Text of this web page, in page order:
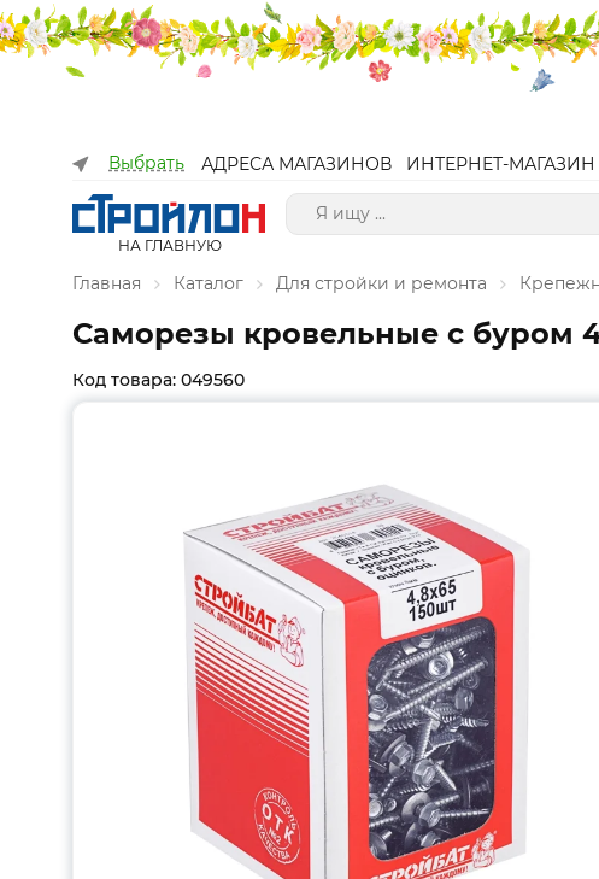
Выбрать АДРЕСА МАГАЗИНОВ ИНТЕРНЕТ-МАГАЗИН
НА ГЛАВНУЮ
Главная Каталог Для стройки и ремонта
Саморезы кровельные с буром
Код товара: 049560